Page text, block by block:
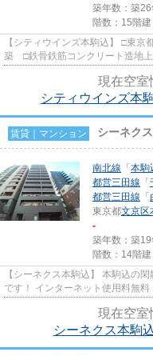
築年数：築
階数：15階建
【シティウインズ本駒込】 □東京都文京区本駒込一丁目２６－１０ □2000年5月
築 □鉄骨鉄筋コンクリート造地上15階建て □日本鋼管施工 □
現在空室
シティウインズ本
賃貸｜マンション シーネク
南北線 「 本駒
都営三田線 「
都営三田線 「
東京都文京区
-
築年数：築
階数：14階建
【シーネクス本駒込】 本駒込の
です！ インターネット使用料無
現在空室
シーネクス本駒